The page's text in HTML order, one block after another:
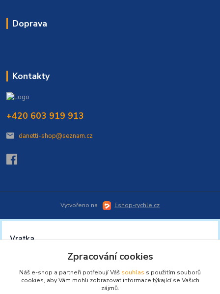
Doprava
Kontakty
+420 603 919 913
danetti-shop@seznam.cz
Vytvořeno na Eshop-rychle.cz
Zpracování cookies
Náš e-shop a partneři potřebují Váš souhlas s použitím souborů
cookies, aby Vám mohli zobrazovat informace týkající se Vašich
zájmů.